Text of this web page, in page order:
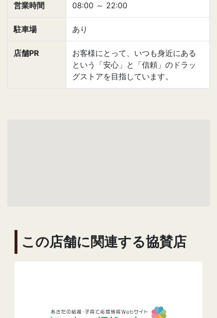
営業時間 08:00 ～ 22:00
駐車場 あり
店舗PR
お客様にとって、いつも身近にある
という「安心」と「信頼」のドラッ
グストアを目指しています。
この店舗に関連する協賛店